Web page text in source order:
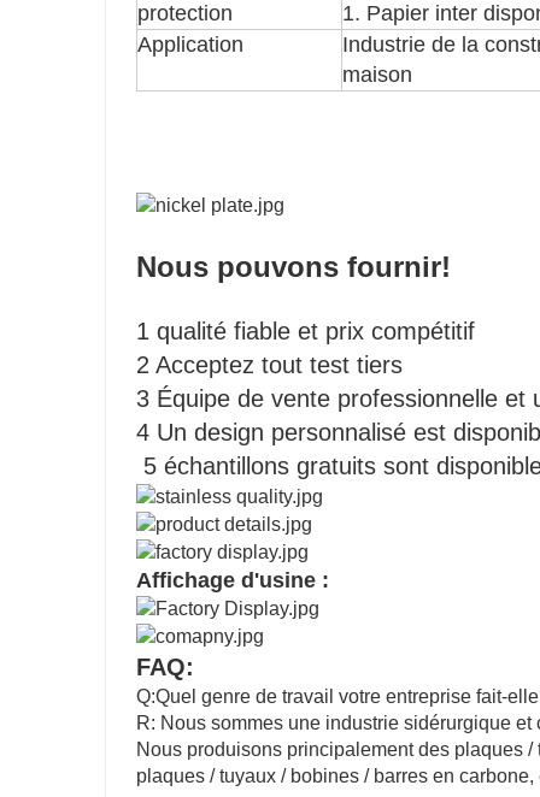
protection
1. Papier inter
Application
Industrie de la
maison
Nous pouvons fournir!
1 qualité fiable et prix compétitif
2 Acceptez tout test tiers
3 Équipe de vente professionnelle et
4 Un design personnalisé est
5 échantillons gratuits sont
Affichage d'usine :
FAQ:
Q:Quel genre de travail votre entreprise fait-
R: Nous sommes une industrie sidérurgique et
Nous produisons principalement des plaques
plaques / tuyaux / bobines / barres en carbone,